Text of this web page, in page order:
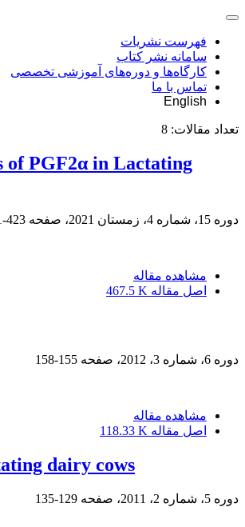
فهرست نشریات
سامانه نشر کتاب
کارگاه‌ها و دوره‌های آموزشی تخصصی
تماس با ما
English
تعداد مقالات: 8
of PGF2α in Lactating
دوره 15، شماره 4، زمستان 2021، صفحه 423-431
مشاهده مقاله
اصل مقاله 467.5 K
دوره 6، شماره 3، 2012، صفحه 155-158
مشاهده مقاله
اصل مقاله 118.33 K
dairy cows
دوره 5، شماره 2، 2011، صفحه 129-135